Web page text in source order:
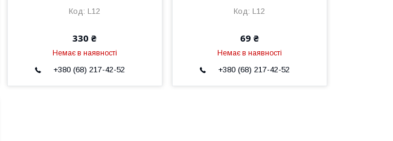
L12
330 ₴
Немає в наявності
+380 (68) 217-42-52
L12
69 ₴
Немає в наявності
+380 (68) 217-42-52